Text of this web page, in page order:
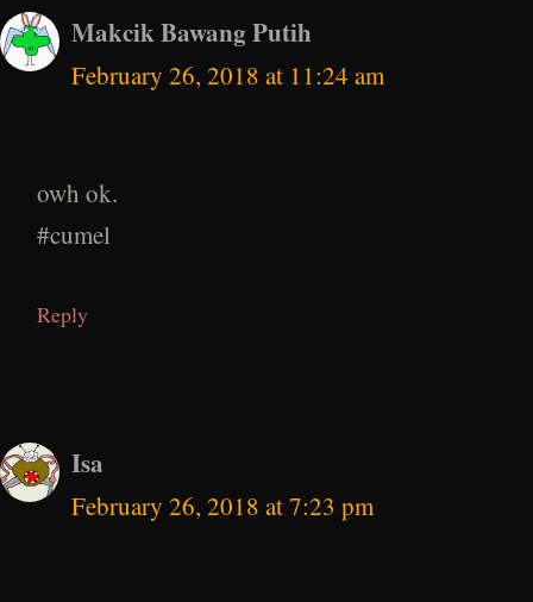
Makcik Bawang Putih
February 26, 2018 at 11:24 am
owh ok.
#cumel
Reply
Isa
February 26, 2018 at 7:23 pm